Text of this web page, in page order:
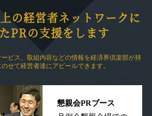
の経営者ネットワークに
PRの支援をします
ビス、取組内容などの情報を経済界倶楽部が持
せて経営者達にアピールできます。
懇親会PRブース